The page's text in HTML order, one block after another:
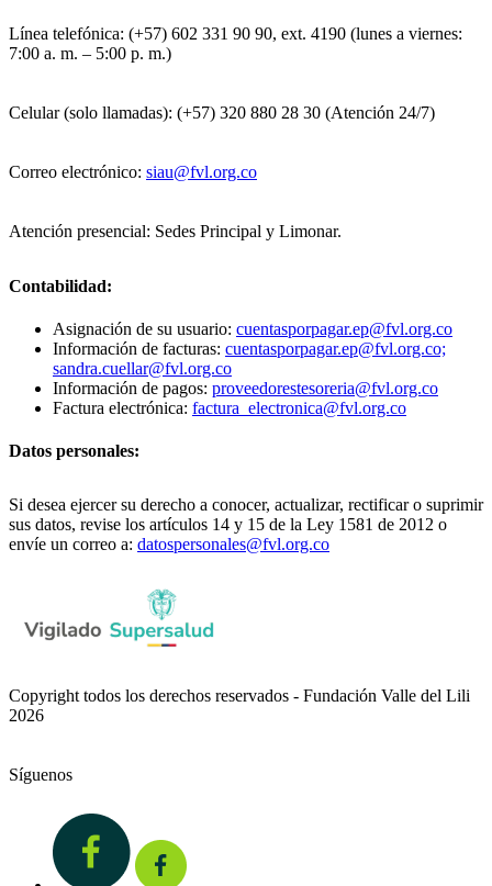
Línea telefónica: (+57) 602 331 90 90, ext. 4190 (lunes a viernes:
7:00 a. m. – 5:00 p. m.)
Celular (solo llamadas): (+57) 320 880 28 30 (Atención 24/7)
Correo electrónico: siau@fvl.org.co
Atención presencial: Sedes Principal y Limonar.
Contabilidad:
Asignación de su usuario: cuentasporpagar.ep@fvl.org.co
Información de facturas: cuentasporpagar.ep@fvl.org.co;
sandra.cuellar@fvl.org.co
Información de pagos: proveedorestesoreria@fvl.org.co
Factura electrónica: factura_electronica@fvl.org.co
Datos personales:
Si desea ejercer su derecho a conocer, actualizar, rectificar o suprimir
sus datos, revise los artículos 14 y 15 de la Ley 1581 de 2012 o
envíe un correo a: datospersonales@fvl.org.co
Copyright todos los derechos reservados - Fundación Valle del Lili
2026
Síguenos